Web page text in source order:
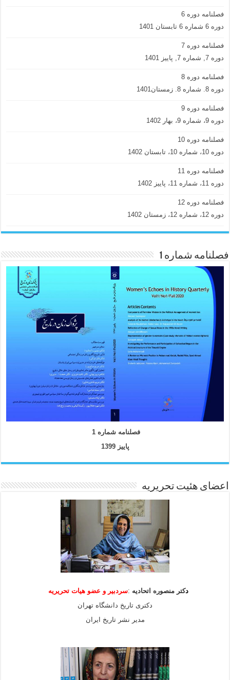
فصلنامه دوره 6
دوره 6 شماره 6 تابستان 1401
فصلنامه دوره 7
دوره 7, شماره 7, پاییز 1401
فصلنامه دوره 8
دوره 8. شماره 8. زمستان1401
فصلنامه دوره 9
دوره 9، شماره 9، بهار 1402
فصلنامه دوره 10
دوره 10، شماره 10، تابستان 1402
فصلنامه دوره 11
دوره 11، شماره 11، پاییز 1402
فصلنامه دوره 12
دوره 12، شماره 12، زمستان 1402
فصلنامه شماره 1
فصلنامه شماره 1
پاییز 1399
اعضای هئیت تحریریه
دکتر منصوره اتحادیه :سردبیر و عضو هیاتتحریریه
دکتری تاریخ دانشگاه تهران
مدیر نشر تاریخ ایران